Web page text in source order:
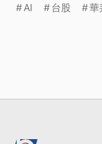
AI 台股 華